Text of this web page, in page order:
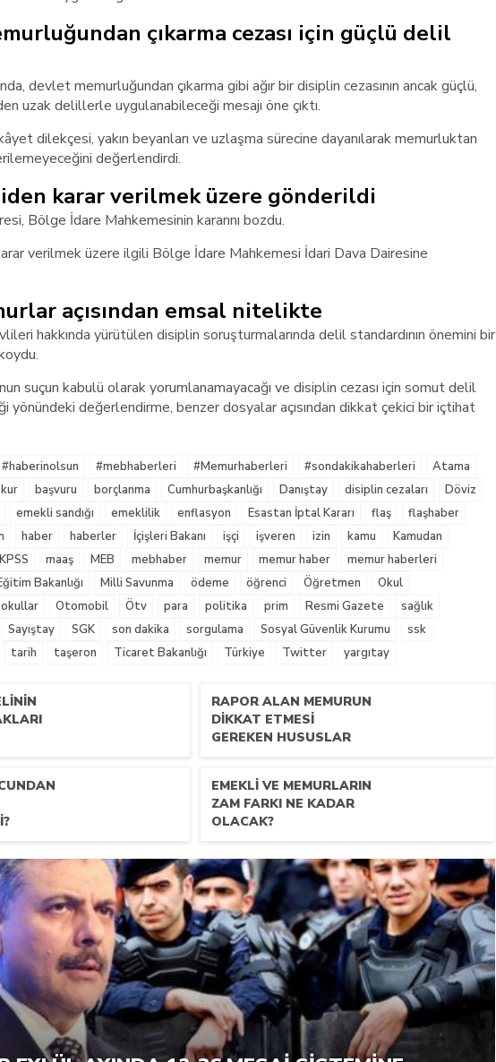
çıkarma cezası için güçlü delil
devlet memurluğundan çıkarma gibi ağır bir disiplin cezasının ancak güçlü,
uzak delillerle uygulanabileceği mesajı öne çıktı.
dilekçesi, yakın beyanları ve uzlaşma sürecine dayanılarak memurluktan
değerlendirdi.
karar verilmek üzere gönderildi
Bölge İdare Mahkemesinin kararını bozdu.
verilmek üzere ilgili Bölge İdare Mahkemesi İdari Dava Dairesine
açısından emsal nitelikte
hakkında yürütülen disiplin soruşturmalarında delil standardının önemini bir
suçun kabulü olarak yorumlanamayacağı ve disiplin cezası için somut delil
yönündeki değerlendirme, benzer dosyalar açısından dikkat çekici bir içtihat
#haberinolsun #mebhaberleri #Memurhaberleri #sondakikahaberleri
Atama
başvuru borçlanma Cumhurbaşkanlığı Danıştay disiplin cezaları
Döviz
emekli sandığı emeklilik enflasyon Esastan İptal Kararı flaş
flaşhaber
haber haberler İçişleri Bakanı işçi işveren izin kamu
Kamudan
KPSS maaş MEB mebhaber memur memur haber
memur haberleri
Bakanlığı Milli Savunma ödeme öğrenci Öğretmen
Okul
okullar Otomobil Ötv para politika prim Resmi Gazete
sağlık
Sayıştay SGK son dakika sorgulama Sosyal Güvenlik Kurumu
ssk
tarih taşeron Ticaret Bakanlığı Türkiye Twitter yargıtay
RAPOR ALAN MEMURUN
DİKKAT ETMESİ
GEREKEN HUSUSLAR
EMEKLI VE MEMURLARIN
ZAM FARKI NE KADAR
OLACAK?